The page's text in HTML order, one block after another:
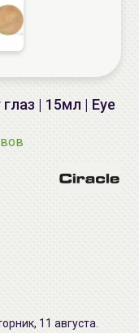
| 15мл | Eye
11 августа.